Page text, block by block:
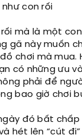
con rối
rối mà là một
gã này muốn
chơi mà mua.
có những ưu
phải để
bao giờ chơi
đó bất chấp
hét lên “cút